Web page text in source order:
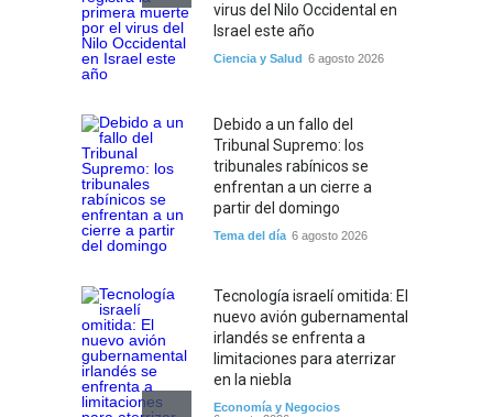
virus del Nilo Occidental en
Israel este año
Ciencia y Salud 6 agosto 2026
Debido a un fallo del
Tribunal Supremo: los
tribunales rabínicos se
enfrentan a un cierre a
partir del domingo
Tema del día 6 agosto 2026
Tecnología israelí omitida: El
nuevo avión gubernamental
irlandés se enfrenta a
limitaciones para aterrizar
en la niebla
Economía y Negocios